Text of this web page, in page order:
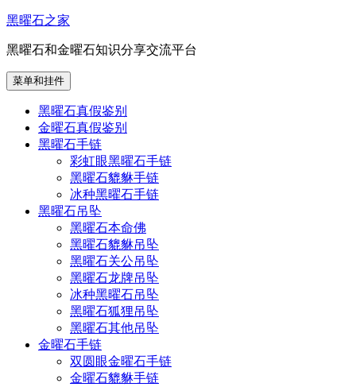
跳
内
容
黑曜石之家
黑曜石和金曜石知识分享交流平台
菜单和挂件
黑曜石真假鉴别
金曜石真假鉴别
黑曜石手链
彩虹眼黑曜石手链
黑曜石貔貅手链
冰种黑曜石手链
黑曜石吊坠
黑曜石本命佛
黑曜石貔貅吊坠
黑曜石关公吊坠
黑曜石龙牌吊坠
冰种黑曜石吊坠
黑曜石狐狸吊坠
黑曜石其他吊坠
金曜石手链
双圆眼金曜石手链
金曜石貔貅手链